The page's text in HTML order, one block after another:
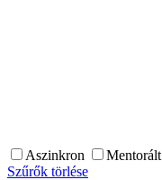
Aszinkron Mentorált
Szűrők törlése